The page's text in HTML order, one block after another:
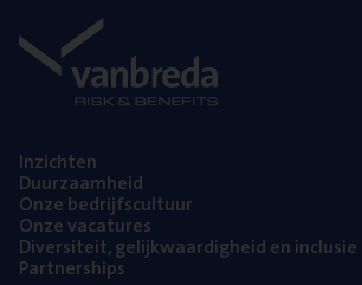
Inzich­ten
Duur­zaam­heid
Onze bedrijfs­cul­tuur
Onze vaca­tu­res
Diver­si­teit, gelijk­waar­dig­heid en inclusie
Part­ner­ships